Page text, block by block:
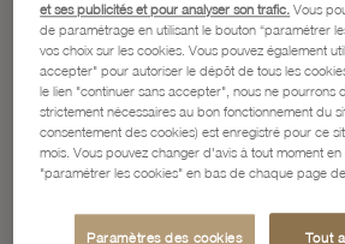
et ses publicités et pour analyser son trafic. Vous
de paramétrage en utilisant le bouton “paramétrer
vos choix sur les cookies. Vous pouvez également
accepter" pour autoriser le dépôt de tous les
le lien "continuer sans accepter", nous ne pourrons
strictement nécessaires au bon fonctionnement du
consentement des cookies) est enregistré pour ce
mois. Vous pouvez changer d'avis à tout moment
"paramétrer les cookies" en bas de chaque page de
Paramètres des cookies Tout